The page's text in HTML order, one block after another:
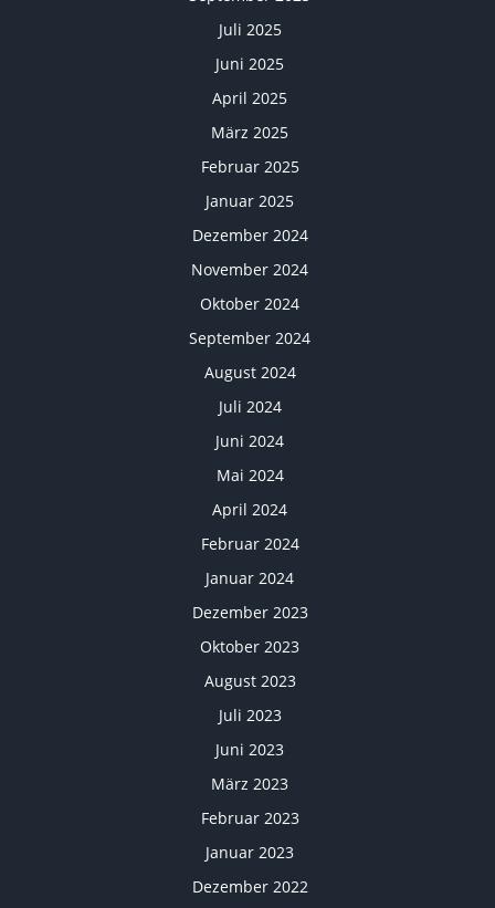
Juli 2025
Juni 2025
April 2025
März 2025
Februar 2025
Januar 2025
Dezember 2024
November 2024
Oktober 2024
September 2024
August 2024
Juli 2024
Juni 2024
Mai 2024
April 2024
Februar 2024
Januar 2024
Dezember 2023
Oktober 2023
August 2023
Juli 2023
Juni 2023
März 2023
Februar 2023
Januar 2023
Dezember 2022